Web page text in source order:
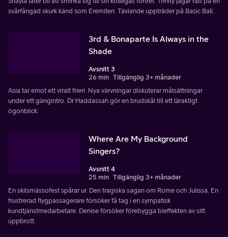
svårfångad skurk känd som Eremiten. Tävlande uppträder på Basic Ball.
3rd & Bonaparte Is Always in the
Shade
Avsnitt 3
26 min Tillgänglig 3+ månader
Asia tar emot ett viralt frieri. Nya värvningar diskuterar målsättningar
under ett gängintro. Dr Haddassah gör en brudskål till ett läraktigt
ögonblick.
Where Are My Background
Singers?
Avsnitt 4
25 min Tillgänglig 3+ månader
En skilsmässofest spårar ur. Den tragiska sagan om Rome och Julissa. En
frustrerad flygpassagerare försöker få tag i en sympatisk
kundtjänstmedarbetare. Denise försöker förebygga bieffekten av sitt
uppbrott.